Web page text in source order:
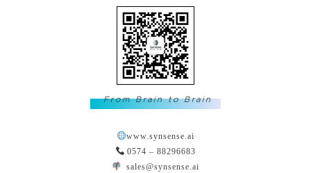
From Brain to Brain
www.synsense.ai
0574 – 88296683
sales@synsense.ai